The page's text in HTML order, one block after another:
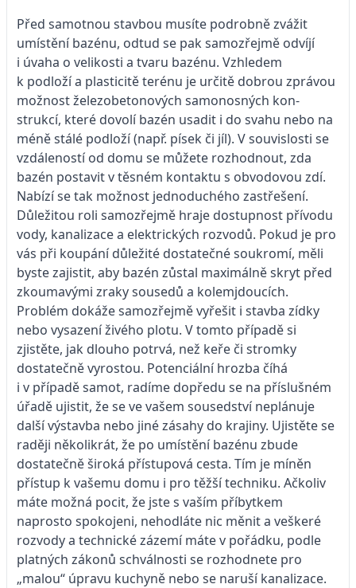
Před samotnou stavbou musíte podrobně zvážit
umístění bazénu, odtud se pak samozřejmě odvíjí
i úvaha o velikosti a tvaru bazénu. Vzhledem
k podloží a plasticitě terénu je určitě dobrou zprávou
možnost železobetonových samonosných kon­
strukcí, které dovolí bazén usadit i do svahu nebo na
méně stálé podloží (např. písek či jíl). V souvislosti se
vzdáleností od domu se můžete rozhodnout, zda
bazén postavit v těsném kontaktu s obvodovou zdí.
Nabízí se tak možnost jednoduchého zastřešení.
Důležitou roli samozřejmě hraje dostupnost přívodu
vody, kanalizace a elektrických rozvodů. Pokud je pro
vás při koupání důležité dostatečné soukromí, měli
byste zajistit, aby ba­zén zůstal maximálně skryt před
zkoumavými zraky sousedů a kolemjdoucích.
Problém dokáže samozřejmě vyřešit i stavba zídky
nebo vysazení živého plotu. V tomto případě si
zjistěte, jak dlouho potrvá, než keře či stromky
dostatečně vyrostou. Potenciální hrozba číhá
i v případě samot, radíme dopředu se na příslušném
úřadě ujistit, že se ve vašem sousedství neplánuje
další výstavba nebo jiné zásahy do krajiny. Ujistěte se
raději několikrát, že po umístění bazénu zbude
dostatečně široká přístupová cesta. Tím je míněn
přístup k vašemu domu i pro těžší techniku. Ačkoliv
máte možná pocit, že jste s vaším příbytkem
naprosto spokojeni, nehodláte nic měnit a veškeré
rozvody a technické zázemí máte v pořádku, podle
platných zákonů schválnosti se rozhodnete pro
„malou“ úpravu kuchyně nebo se naruší kanalizace.